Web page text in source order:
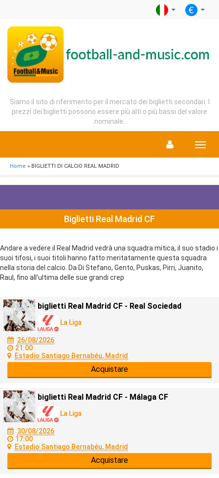
Siamo il sito di riferimento per il mercato dei biglietti secondari. I
prezzi dei biglietti possono essere più alti o più bassi del valore
nominale.
Menu
Home » BIGLIETTI DI CALCIO REAL MADRID
Biglietti Real Madrid CF
Andare a vedere il Real Madrid vedrà una squadra mitica, il suo stadio i
suoi tifosi, i suoi titoli hanno fatto meritatamente questa squadra
nella storia del calcio. Da Di Stefano, Gento, Puskas, Pirri, Juanito,
Raul, fino all'ultima delle sue grandi crep
biglietti Real Madrid CF - Real Sociedad
La Liga
26/08/2026
21:00
Estadio Santiago Bernabéu, Madrid
Acquistare
biglietti Real Madrid CF - Málaga CF
La Liga
30/08/2026
17:00
Estadio Santiago Bernabéu, Madrid
Acquistare